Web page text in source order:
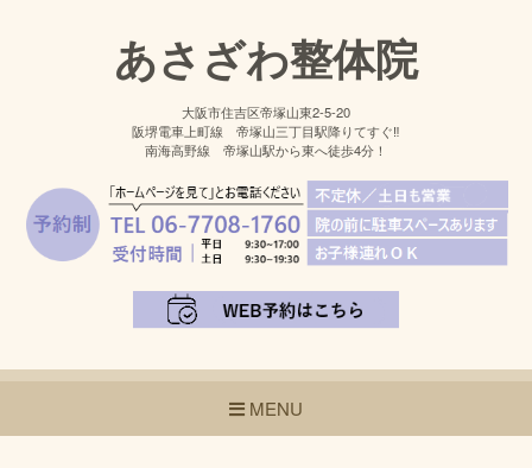
あさざわ整体院
大阪市住吉区帝塚山東2-5-20
阪堺電車上町線 帝塚山三丁目駅降りてすぐ‼
南海高野線 帝塚山駅から東へ徒歩4分！
MENU